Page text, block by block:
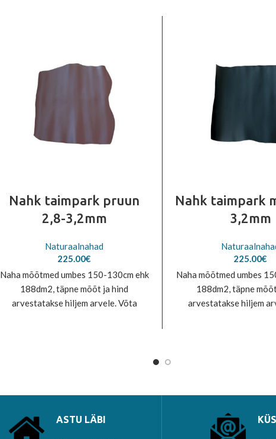
Nahk taimpark pruun
2,8-3,2mm
Naturaalnahad
225.00€
Naha mõõtmed umbes 150-130cm ehk
188dm2, täpne mõõt ja hind
arvestatakse hiljem arvele. Võta
Nahk taimpark
3,2mm
225.00€
Naha mõõtmed umbes
188dm2, täpne
arvestatakse hiljem
ASTU LÄBI